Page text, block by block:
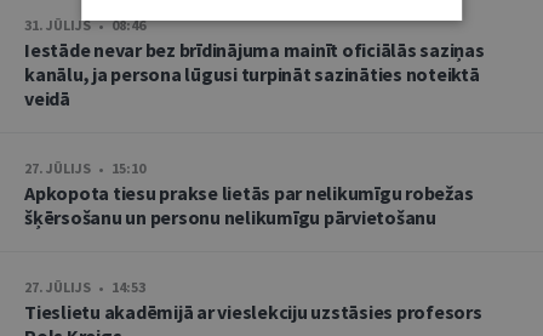
31. JŪLIJS • 08:46
Iestāde nevar bez brīdinājuma mainīt oficiālās saziņas
kanālu, ja persona lūgusi turpināt sazināties noteiktā
veidā
27. JŪLIJS • 15:10
Apkopota tiesu prakse lietās par nelikumīgu robežas
šķērsošanu un personu nelikumīgu pārvietošanu
27. JŪLIJS • 14:53
Tieslietu akadēmijā ar vieslekciju uzstāsies profesors